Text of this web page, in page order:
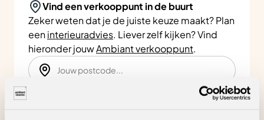
Vind een verkooppunt in de buurt
Zeker weten dat je de juiste keuze maakt? Plan
eeninterieuradvies. Liever zelf kijken? Vind
hieronder jouwAmbiant verkooppunt.